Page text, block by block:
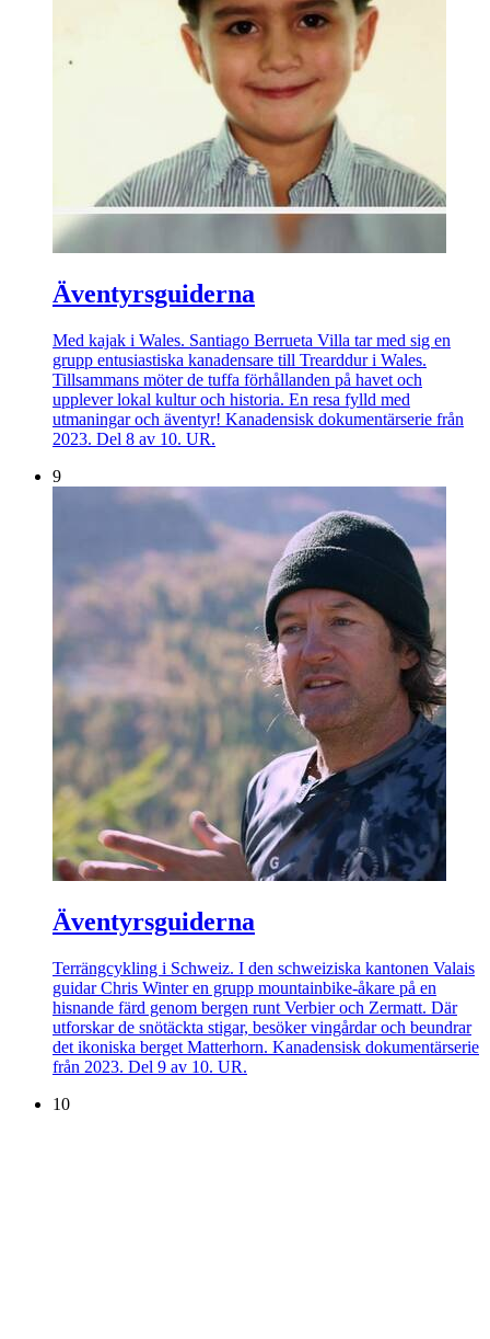
Äventyrsguiderna
Med kajak i Wales. Santiago Berrueta Villa tar med sig en
grupp entusiastiska kanadensare till Trearddur i Wales.
Tillsammans möter de tuffa förhållanden på havet och
upplever lokal kultur och historia. En resa fylld med
utmaningar och äventyr! Kanadensisk dokumentärserie från
2023. Del 8 av 10. UR.
9
Äventyrsguiderna
Terrängcykling i Schweiz. I den schweiziska kantonen Valais
guidar Chris Winter en grupp mountainbike-åkare på en
hisnande färd genom bergen runt Verbier och Zermatt. Där
utforskar de snötäckta stigar, besöker vingårdar och beundrar
det ikoniska berget Matterhorn. Kanadensisk dokumentärserie
från 2023. Del 9 av 10. UR.
10